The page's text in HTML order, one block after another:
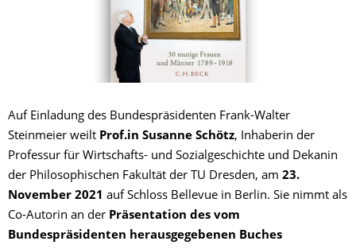
Auf Einladung des Bundespräsidenten Frank-Walter
Steinmeier weilt Prof.in Susanne Schötz, Inhaberin der
Professur für Wirtschafts- und Sozialgeschichte und Dekanin
der Philosophischen Fakultät der TU Dresden, am 23.
November 2021 auf Schloss Bellevue in Berlin. Sie nimmt als
Co-Autorin an der Präsentation des vom
Bundespräsidenten herausgegebenen Buches